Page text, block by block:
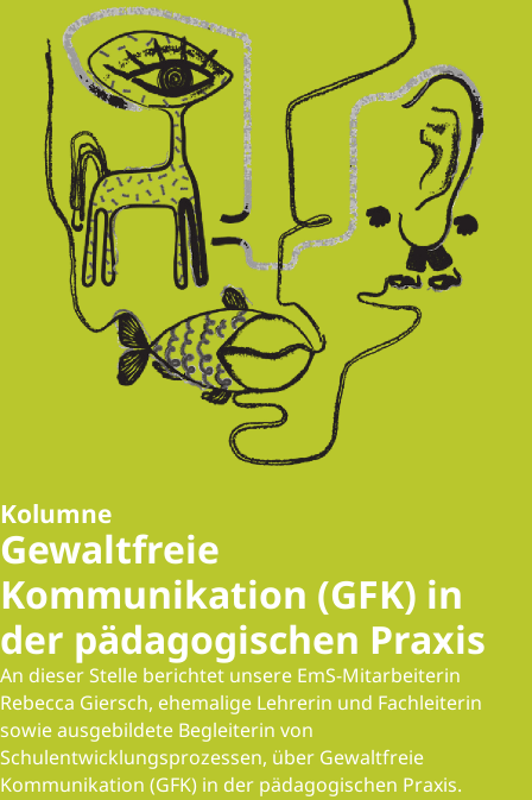
Kolumne
Gewaltfreie
Kommunikation (GFK) in
der pädagogischen Praxis
An dieser Stelle berichtet unsere EmS-Mitarbeiterin
Rebecca Giersch, ehemalige Lehrerin und Fachleiterin
sowie ausgebildete Begleiterin von
Schulentwicklungsprozessen, über Gewaltfreie
Kommunikation (GFK) in der pädagogischen Praxis.